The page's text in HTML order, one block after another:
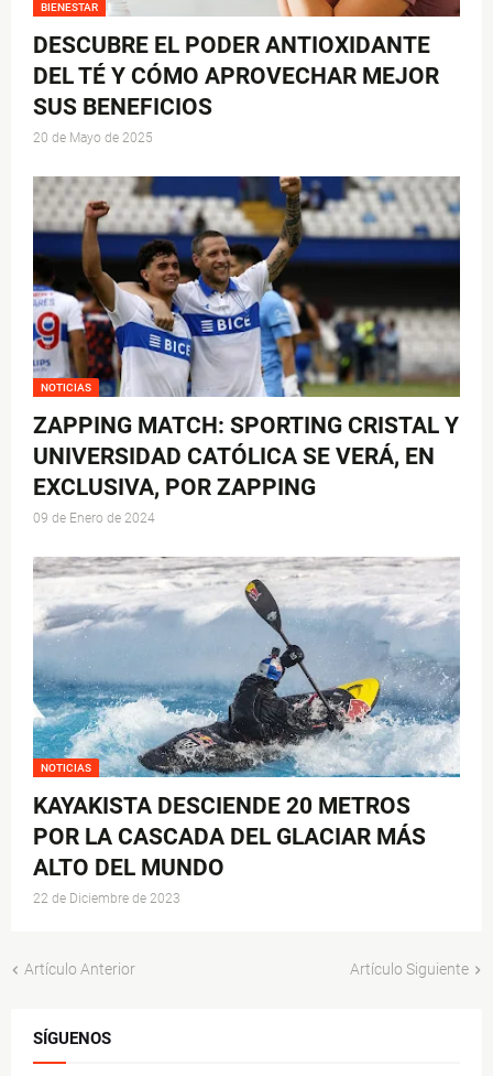
BIENESTAR
DESCUBRE EL PODER ANTIOXIDANTE
DEL TÉ Y CÓMO APROVECHAR MEJOR
SUS BENEFICIOS
20 de Mayo de 2025
NOTICIAS
ZAPPING MATCH: SPORTING CRISTAL Y
UNIVERSIDAD CATÓLICA SE VERÁ, EN
EXCLUSIVA, POR ZAPPING
09 de Enero de 2024
NOTICIAS
KAYAKISTA DESCIENDE 20 METROS
POR LA CASCADA DEL GLACIAR MÁS
ALTO DEL MUNDO
22 de Diciembre de 2023
Artículo Anterior Artículo Siguiente
SÍGUENOS